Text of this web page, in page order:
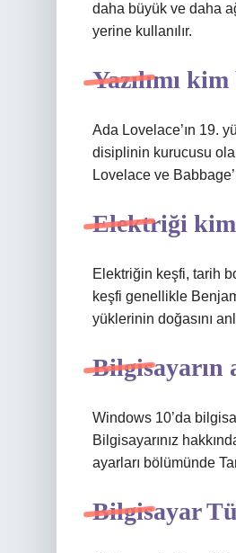
daha büyük ve daha
yerine kullanılır.
Yazılımı
Ada Lovelace’ın 19.
disiplinin kurucusu
Lovelace ve
Elektriği
Elektriğin keşfi, tarih
keşfi genellikle
yüklerinin doğasını
Bilgisayarın
Windows 10’da
Bilgisayarınız
ayarları bölümünde
Bilgisayar